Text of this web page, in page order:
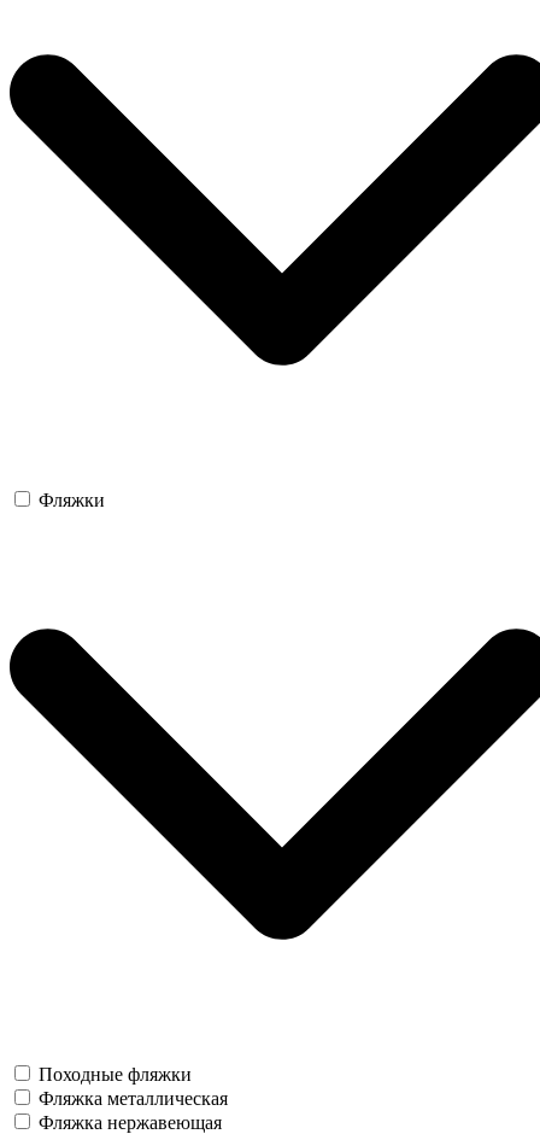
Фляжки
Походные фляжки
Фляжка металлическая
Фляжка нержавеющая